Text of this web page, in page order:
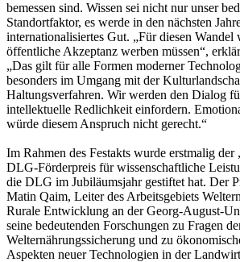
bemessen sind. Wissen sei nicht nur unser
Standortfaktor, es werde in den nächsten
internationalisiertes Gut. „Für diesen
öffentliche Akzeptanz werben müssen“,
„Das gilt für alle Formen moderner
besonders im Umgang mit der
Haltungsverfahren. Wir werden den Dialog
intellektuelle Redlichkeit einfordern.
würde diesem Anspruch nicht gerecht.“
Im Rahmen des Festakts wurde erstmalig der
DLG-Förderpreis für wissenschaftliche
die DLG im Jubiläumsjahr gestiftet hat. Der
Matin Qaim, Leiter des Arbeitsgebiets
Rurale Entwicklung an der Georg-August-
seine bedeutenden Forschungen zu Fragen
Welternährungssicherung und zu
Aspekten neuer Technologien in der